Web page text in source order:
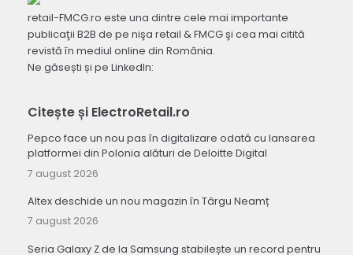
retail-FMCG.ro este una dintre cele mai importante
publicaţii B2B de pe nişa retail & FMCG şi cea mai citită
revistă în mediul online din România.
Ne găsești și pe LinkedIn:
Citește și ElectroRetail.ro
Pepco face un nou pas în digitalizare odată cu lansarea
platformei din Polonia alături de Deloitte Digital
7 august 2026
Altex deschide un nou magazin în Târgu Neamț
7 august 2026
Seria Galaxy Z de la Samsung stabilește un record pentru